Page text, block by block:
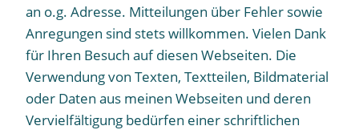
an o.g. Adresse. Mitteilungen über Fehler sowie
Anregungen sind stets willkommen. Vielen Dank
für Ihren Besuch auf diesen Webseiten. Die
Verwendung von Texten, Textteilen, Bildmaterial
oder Daten aus meinen Webseiten und deren
Vervielfältigung bedürfen einer schriftlichen